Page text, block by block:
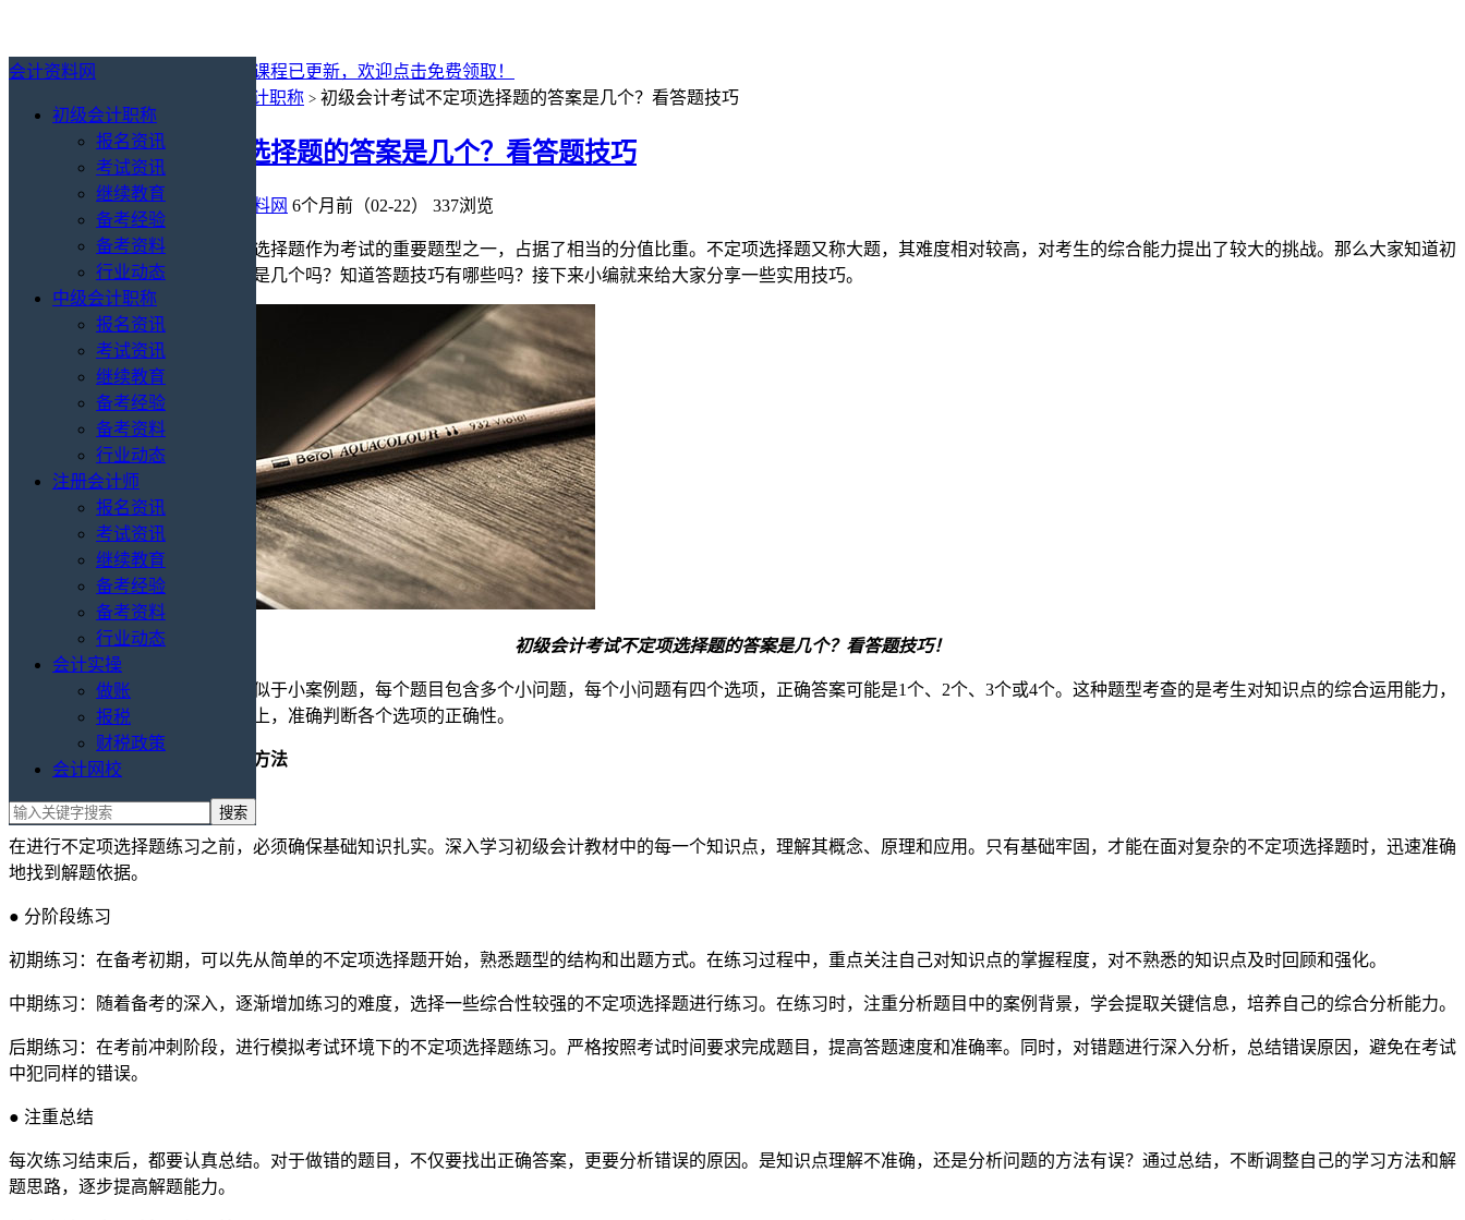
会计资料网
初级会计职称
报名资讯
考试资讯
继续教育
备考经验
备考资料
行业动态
中级会计职称
报名资讯
考试资讯
继续教育
备考经验
备考资料
行业动态
注册会计师
报名资讯
考试资讯
继续教育
备考经验
备考资料
行业动态
会计实操
做账
报税
财税政策
会计网校
最新消息：
2027年初级会计免费课程已更新，欢迎点击免费领取！
初级会计职称 > 初级会计考试不定项选择题的答案是几个？看答题技巧
初级会计考试不定项选择题的答案是几个？看答题技巧
初级会计职称/备考经验 会计资料网 6个月前（02-22） 337浏览
在初级会计职称考试中，不定项选择题作为考试的重要题型之一，占据了相当的分值比重。不定项选择题又称大题，其难度相对较高，对考生的综合能力提出了较大的挑战。那么大家知道初
级会计考试不定项选择题的答案是几个吗？知道答题技巧有哪些吗？接下来小编就来给大家分享一些实用技巧。
初级会计考试不定项选择题的答案是几个？看答题技巧！
初级会计考试的不定项选择题类似于小案例题，每个题目包含多个小问题，每个小问题有四个选项，正确答案可能是1个、2个、3个或4个。这种题型考查的是考生对知识点的综合运用能力，
需要考生在理解案例背景的基础上，准确判断各个选项的正确性。
初级会计不定项选择题有效练习方法
● 夯实基础
在进行不定项选择题练习之前，必须确保基础知识扎实。深入学习初级会计教材中的每一个知识点，理解其概念、原理和应用。只有基础牢固，才能在面对复杂的不定项选择题时，迅速准确
地找到解题依据。
● 分阶段练习
初期练习：在备考初期，可以先从简单的不定项选择题开始，熟悉题型的结构和出题方式。在练习过程中，重点关注自己对知识点的掌握程度，对不熟悉的知识点及时回顾和强化。
中期练习：随着备考的深入，逐渐增加练习的难度，选择一些综合性较强的不定项选择题进行练习。在练习时，注重分析题目中的案例背景，学会提取关键信息，培养自己的综合分析能力。
后期练习：在考前冲刺阶段，进行模拟考试环境下的不定项选择题练习。严格按照考试时间要求完成题目，提高答题速度和准确率。同时，对错题进行深入分析，总结错误原因，避免在考试
中犯同样的错误。
● 注重总结
每次练习结束后，都要认真总结。对于做错的题目，不仅要找出正确答案，更要分析错误的原因。是知识点理解不准确，还是分析问题的方法有误？通过总结，不断调整自己的学习方法和解
题思路，逐步提高解题能力。